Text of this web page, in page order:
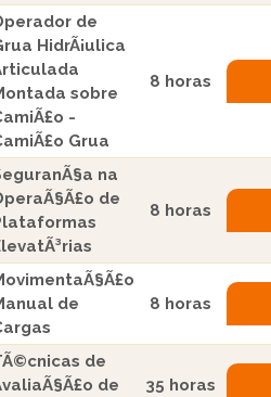
de
HidrÃ¡ulica
sobre
-
Grua
8 horas
na
de
8 horas
de
8 horas
de
de
35 horas